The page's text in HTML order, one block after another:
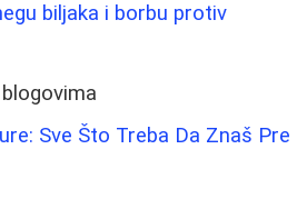
biljaka i borbu protiv
Sve Što Treba Da Znaš Pre